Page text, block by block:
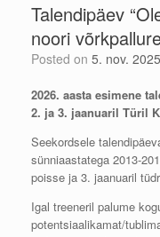
Talendipäev
noori
Posted on 5. nov. 2025
2026. aasta esimene
2. ja 3. jaanuaril Türil
Seekordsele
sünniaastatega 2013-
poisse ja 3. jaanuaril
Igal treeneril palume
potentsiaalikamat/